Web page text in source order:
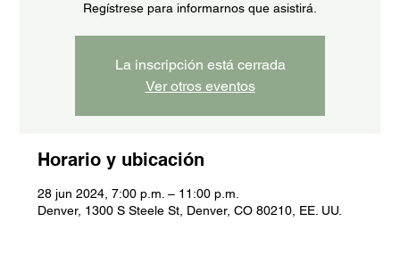
Regístrese para informarnos que asistirá.
La inscripción está cerrada
Ver otros eventos
Horario y ubicación
28 jun 2024, 7:00 p.m. – 11:00 p.m.
Denver, 1300 S Steele St, Denver, CO 80210, EE. UU.